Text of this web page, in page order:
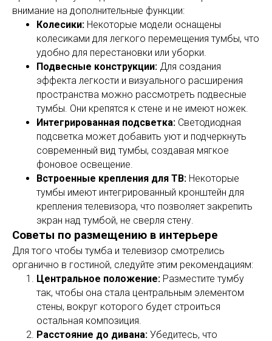
внимание на дополнительные функции:
Колесики: Некоторые модели оснащены
колесиками для легкого перемещения тумбы, что
удобно для перестановки или уборки.
Подвесные конструкции: Для создания
эффекта легкости и визуального расширения
пространства можно рассмотреть подвесные
тумбы. Они крепятся к стене и не имеют ножек.
Интегрированная подсветка: Светодиодная
подсветка может добавить уют и подчеркнуть
современный вид тумбы, создавая мягкое
фоновое освещение.
Встроенные крепления для ТВ: Некоторые
тумбы имеют интегрированный кронштейн для
крепления телевизора, что позволяет закрепить
экран над тумбой, не сверля стену.
Советы по размещению в интерьере
Для того чтобы тумба и телевизор смотрелись
органично в гостиной, следуйте этим рекомендациям:
Центральное положение: Разместите тумбу
так, чтобы она стала центральным элементом
стены, вокруг которого будет строиться
остальная композиция.
Расстояние до дивана: Убедитесь, что